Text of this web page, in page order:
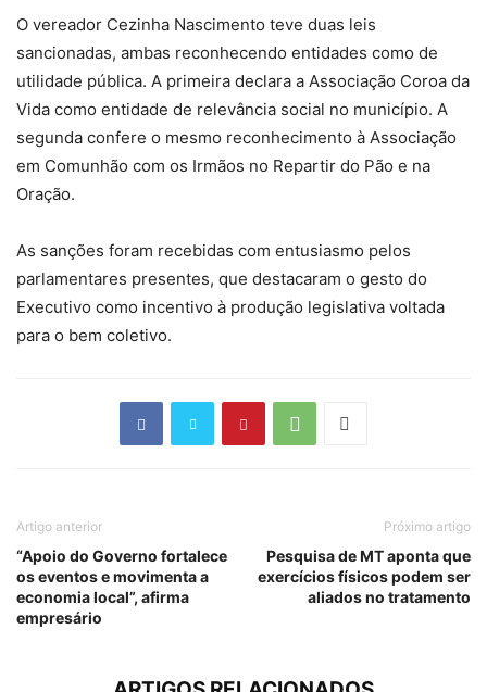
O vereador Cezinha Nascimento teve duas leis
sancionadas, ambas reconhecendo entidades como de
utilidade pública. A primeira declara a Associação Coroa da
Vida como entidade de relevância social no município. A
segunda confere o mesmo reconhecimento à Associação
em Comunhão com os Irmãos no Repartir do Pão e na
Oração.
As sanções foram recebidas com entusiasmo pelos
parlamentares presentes, que destacaram o gesto do
Executivo como incentivo à produção legislativa voltada
para o bem coletivo.
Artigo anterior
“Apoio do Governo fortalece
os eventos e movimenta a
economia local”, afirma
empresário
Próximo artigo
Pesquisa de MT aponta que
exercícios físicos podem ser
aliados no tratamento